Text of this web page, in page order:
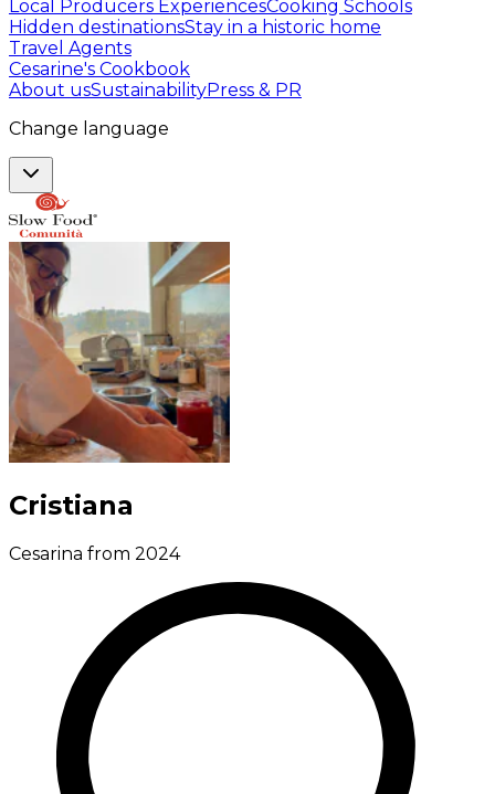
Local Producers ExperiencesCooking Schools
Hidden destinationsStay in a historic home
Travel Agents
Cesarine's Cookbook
About usSustainabilityPress & PR
Change language
Cristiana
Cesarina from 2024